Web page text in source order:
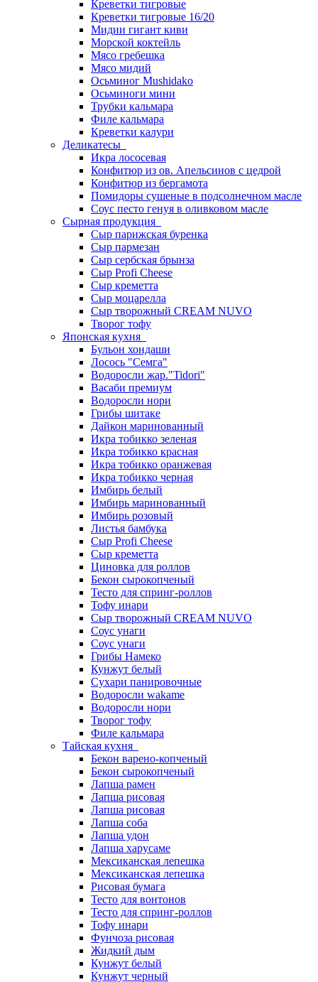
Креветки тигровые
Креветки тигровые 16/20
Мидии гигант киви
Морской коктейль
Мясо гребешка
Мясо мидий
Осьминог Mushidako
Осьминоги мини
Трубки кальмара
Филе кальмара
Креветки калури
Деликатесы
Икра лососевая
Конфитюр из ов. Апельсинов с цедрой
Конфитюр из бергамота
Помидоры сушеные в подсолнечном масле
Соус песто генуя в оливковом масле
Сырная продукция
Сыр парижская буренка
Сыр пармезан
Сыр сербская брынза
Сыр Profi Cheese
Сыр креметта
Сыр моцарелла
Сыр творожный CREАM NUVO
Творог тофу
Японская кухня
Бульон хондаши
Лосось "Семга"
Водоросли жар."Tidori"
Васаби премиум
Водоросли нори
Грибы шитаке
Дайкон маринованный
Икра тобикко зеленая
Икра тобикко красная
Икра тобикко оранжевая
Икра тобикко черная
Имбирь белый
Имбирь маринованный
Имбирь розовый
Листья бамбука
Сыр Profi Cheese
Сыр креметта
Циновка для роллов
Бекон сырокопченый
Тесто для спринг-роллов
Тофу инари
Сыр творожный CREАM NUVO
Соус унаги
Соус унаги
Грибы Намеко
Кунжут белый
Сухари панировочные
Водоросли wakame
Водоросли нори
Творог тофу
Филе кальмара
Тайская кухня
Бекон варено-копченый
Бекон сырокопченый
Лапша рамен
Лапша рисовая
Лапша рисовая
Лапша соба
Лапша удон
Лапша харусаме
Мексиканская лепешка
Мексиканская лепешка
Рисовая бумага
Тесто для вонтонов
Тесто для спринг-роллов
Тофу инари
Фунчоза рисовая
Жидкий дым
Кунжут белый
Кунжут черный